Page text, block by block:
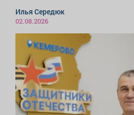
Илья Середюк
02.08.2026